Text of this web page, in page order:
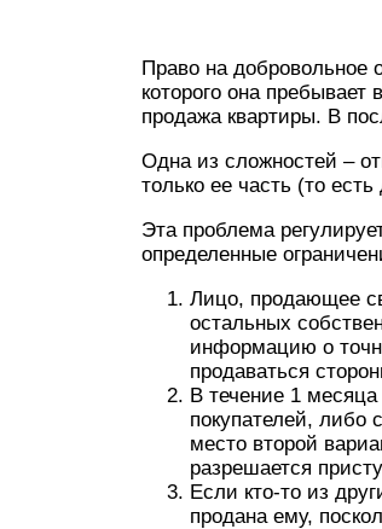
Право на добровольное
которого она
продажа квартиры. В
Одна из сложностей –
только ее часть (то
Эта проблема
определенные
Лицо, продающее
остальных
информацию о
продаваться
В течение 1
покупателей, либо
место второй
разрешается
Если кто-то из
продана ему,